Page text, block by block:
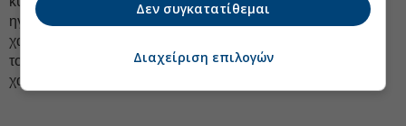
ηγέτες ελπίζουν στην επιείκεια των Βρυξελλών για λίγη
χαλάρωση, όμως αυτές αναμένεται να συναντήσουν τον
τοίχο της
Ούρσουλας φον ντερ Λάιεν,που σκοπεύει να
χαράξει τη δική της υστεροφημία.
Δεν συγκατατίθεμαι
Διαχείριση επιλογών